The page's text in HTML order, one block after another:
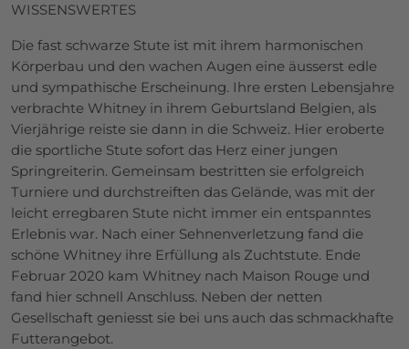
WISSENSWERTES
Die fast schwarze Stute ist mit ihrem harmonischen
Körperbau und den wachen Augen eine äusserst edle
und sympathische Erscheinung. Ihre ersten Lebensjahre
verbrachte Whitney in ihrem Geburtsland Belgien, als
Vierjährige reiste sie dann in die Schweiz. Hier eroberte
die sportliche Stute sofort das Herz einer jungen
Springreiterin. Gemeinsam bestritten sie erfolgreich
Turniere und durchstreiften das Gelände, was mit der
leicht erregbaren Stute nicht immer ein entspanntes
Erlebnis war. Nach einer Sehnenverletzung fand die
schöne Whitney ihre Erfüllung als Zuchtstute. Ende
Februar 2020 kam Whitney nach Maison Rouge und
fand hier schnell Anschluss. Neben der netten
Gesellschaft geniesst sie bei uns auch das schmackhafte
Futterangebot.